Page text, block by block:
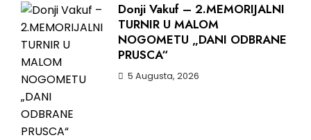
Donji Vakuf – 2.MEMORIJALNI
TURNIR U MALOM
NOGOMETU „DANI ODBRANE
PRUSCA“
5 Augusta, 2026